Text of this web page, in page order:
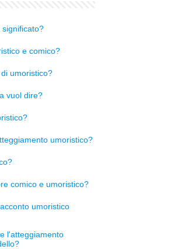
e comico?
umoristico?
vuol dire?
umoristico?
comico e umoristico?
umoristico
l'atteggiamento